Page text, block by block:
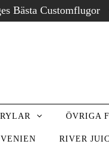
Bästa Customflugor
ÖVRIGA
RIVER